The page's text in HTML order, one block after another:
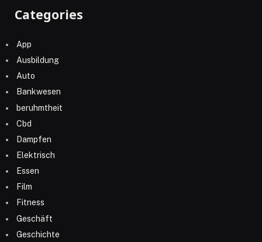
Categories
App
Ausbildung
Auto
Bankwesen
beruhmtheit
Cbd
Dampfen
Elektrisch
Essen
Film
Fitness
Geschäft
Geschichte